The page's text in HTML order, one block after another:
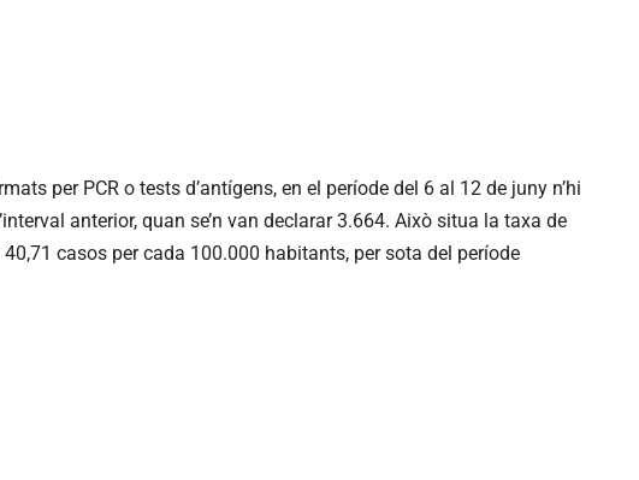
per PCR o tests d’antígens, en el període del 6 al 12 de juny n’hi
anterior, quan se’n van declarar 3.664. Això situa la taxa de
casos per cada 100.000 habitants, per sota del període